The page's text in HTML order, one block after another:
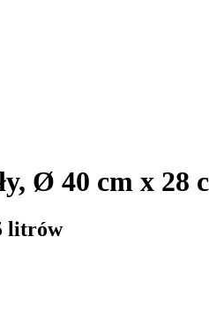
Ø 40 cm x 28
litrów